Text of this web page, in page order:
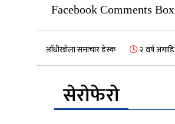
Facebook Comments Box
आँधीखोला समाचार डेस्क २ वर्ष अगाडि
सेरोफेरो